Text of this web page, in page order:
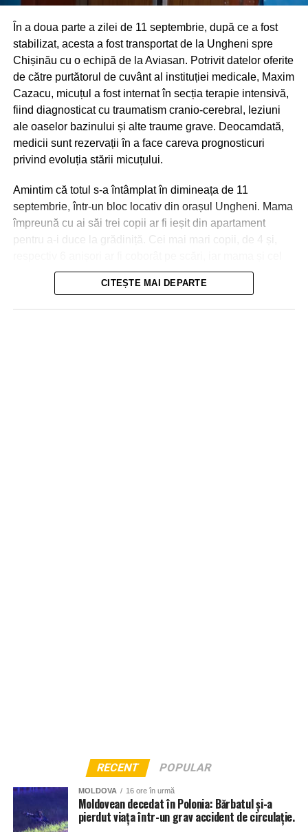
Nici în Chișinău situația nu a fost una mai bună. Aici
În a doua parte a zilei de 11 septembrie, după ce a fost
stabilizat, acesta a fost transportat de la Ungheni spre
Chișinău cu o echipă de la Aviasan. Potrivit datelor oferite
de către purtătorul de cuvânt al instituției medicale, Maxim
Cazacu, micuțul a fost internat în secția terapie intensivă,
fiind diagnosticat cu traumatism cranio-cerebral, leziuni
ale oaselor bazinului și alte traume grave. Deocamdată,
medicii sunt rezervații în a face careva prognosticuri
privind evoluția stării micuțului.
Amintim că totul s-a întâmplat în dimineața de 11
septembrie, într-un bloc locativ din orașul Ungheni. Mama
împreună cu ai săi trei copii ar fi ieșit din apartament
pentru a-i duce la grădiniță. Cei mai mari copii, de 4 și,
de-al treilea micuț, de 2 ani, urmau să meargă cu
ascensorul. La ușile deschise ale liftului, mama a reușit
CITEȘTE MAI DEPARTE
RECENT POPULAR
MOLDOVA 16 ore în urmă
Moldovean decedat în Polonia: Bărbatul și-a
pierdut viața într-un grav accident de circulație.